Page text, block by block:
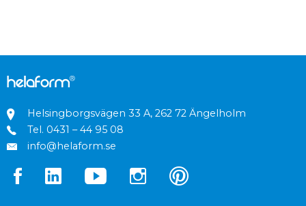
Helsingborgsvägen 33 A, 262 72 Ängelholm
Tel. 0431 – 44 95 08
info@helaform.se